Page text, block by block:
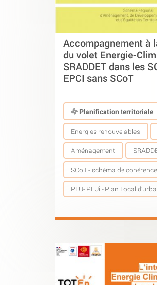
Accompagnement à
du volet Energie-
SRADDET dans les
EPCI sans SCoT
Planification territoriale
Energies renouvelables
Aménagement
SCoT - schéma de
PLU- PLUi - Plan Local